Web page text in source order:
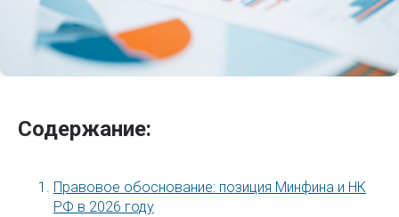
Содержание:
Правовое обоснование: позиция Минфина и НК
РФ в 2026 году